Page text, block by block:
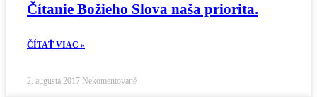
Čítanie Božieho Slova naša priorita.
ČÍTAŤ VIAC »
2. augusta 2017 Nekomentované